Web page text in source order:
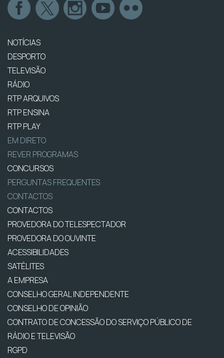
NOTÍCIAS
DESPORTO
TELEVISÃO
RÁDIO
RTP ARQUIVOS
RTP ENSINA
RTP PLAY
EM DIRETO
REVER PROGRAMAS
CONCURSOS
PERGUNTAS FREQUENTES
CONTACTOS
CONTACTOS
PROVEDORA DO TELESPECTADOR
PROVEDORA DO OUVINTE
ACESSIBILIDADES
SATÉLITES
A EMPRESA
CONSELHO GERAL INDEPENDENTE
CONSELHO DE OPINIÃO
CONTRATO DE CONCESSÃO DO SERVIÇO PÚBLICO DE
RÁDIO E TELEVISÃO
RGPD